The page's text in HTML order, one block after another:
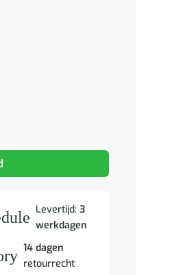
118.5 cm Bewerkt hout aantal
Levertijd:3
werkdagen
14 dagen
retourrecht